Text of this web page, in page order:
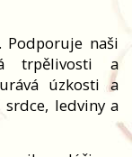
Podporuje naši
trpělivosti a
úzkosti a
srdce, ledviny a